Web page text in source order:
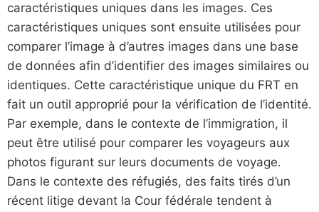
caractéristiques uniques dans les images. Ces
caractéristiques uniques sont ensuite utilisées pour
comparer l’image à d’autres images dans une base
de données afin d’identifier des images similaires ou
identiques. Cette caractéristique unique du FRT en
fait un outil approprié pour la vérification de l’identité.
Par exemple, dans le contexte de l’immigration, il
peut être utilisé pour comparer les voyageurs aux
photos figurant sur leurs documents de voyage.
Dans le contexte des réfugiés, des faits tirés d’un
récent litige devant la Cour fédérale tendent à